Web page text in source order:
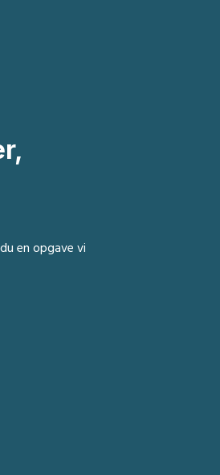
en opgave vi